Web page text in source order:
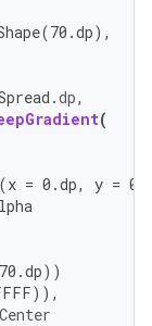
(70.dp),
.dp,
(
(x = 0.dp, y = 0.
70.dp))
)),
Center